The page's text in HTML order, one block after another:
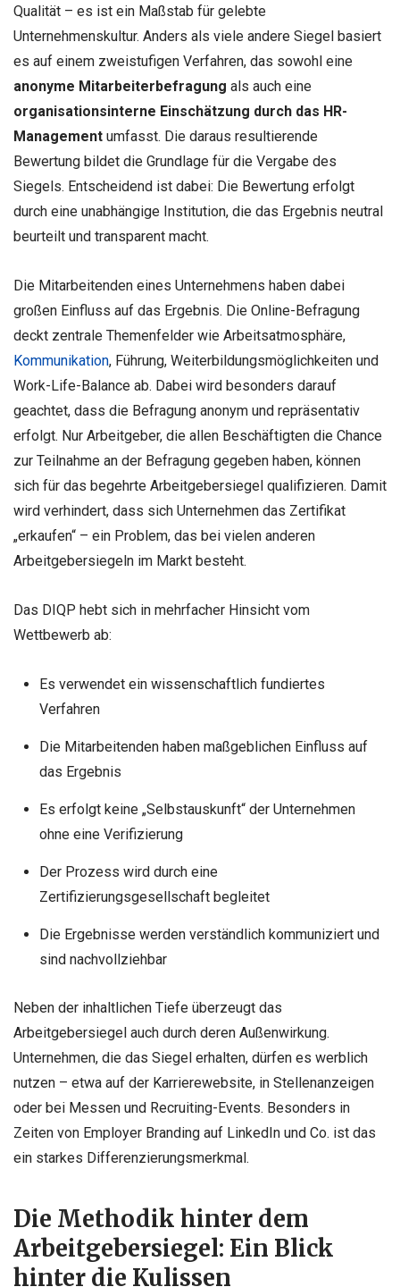
Qualität – es ist ein Maßstab für gelebte
Unternehmenskultur. Anders als viele andere Siegel basiert
es auf einem zweistufigen Verfahren, das sowohl eine
anonyme Mitarbeiterbefragung als auch eine
organisationsinterne Einschätzung durch das HR-
Management umfasst. Die daraus resultierende
Bewertung bildet die Grundlage für die Vergabe des
Siegels. Entscheidend ist dabei: Die Bewertung erfolgt
durch eine unabhängige Institution, die das Ergebnis neutral
beurteilt und transparent macht.
Die Mitarbeitenden eines Unternehmens haben dabei
großen Einfluss auf das Ergebnis. Die Online-Befragung
deckt zentrale Themenfelder wie Arbeitsatmosphäre,
Kommunikation, Führung, Weiterbildungsmöglichkeiten und
Work-Life-Balance ab. Dabei wird besonders darauf
geachtet, dass die Befragung anonym und repräsentativ
erfolgt. Nur Arbeitgeber, die allen Beschäftigten die Chance
zur Teilnahme an der Befragung gegeben haben, können
sich für das begehrte Arbeitgebersiegel qualifizieren. Damit
wird verhindert, dass sich Unternehmen das Zertifikat
„erkaufen“ – ein Problem, das bei vielen anderen
Arbeitgebersiegeln im Markt besteht.
Das DIQP hebt sich in mehrfacher Hinsicht vom
Wettbewerb ab:
Es verwendet ein wissenschaftlich fundiertes
Verfahren
Die Mitarbeitenden haben maßgeblichen Einfluss auf
das Ergebnis
Es erfolgt keine „Selbstauskunft“ der Unternehmen
ohne eine Verifizierung
Der Prozess wird durch eine
Zertifizierungsgesellschaft begleitet
Die Ergebnisse werden verständlich kommuniziert und
sind nachvollziehbar
Neben der inhaltlichen Tiefe überzeugt das
Arbeitgebersiegel auch durch deren Außenwirkung.
Unternehmen, die das Siegel erhalten, dürfen es werblich
nutzen – etwa auf der Karrierewebsite, in Stellenanzeigen
oder bei Messen und Recruiting-Events. Besonders in
Zeiten von Employer Branding auf LinkedIn und Co. ist das
ein starkes Differenzierungsmerkmal.
Die Methodik hinter dem
Arbeitgebersiegel: Ein Blick
hinter die Kulissen